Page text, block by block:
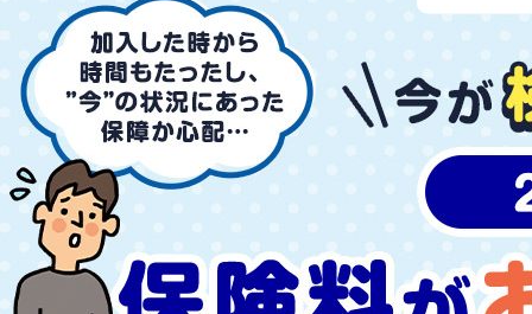
マイページでできること
新規登録
ログイン
ご契約内容の確認
お客さまに関する情報等の確認の取り組み
保険の探し方のポイント
保険かんたん診断
これからのライフイベントでかかる費用とは？
お問い合わせ先
医療
お金
子育て
ライフプラン
健康情報
経営理念・経営戦略
会社概要
財務情報
株主・投資家のみなさまへ
日本郵政グループとしての取り組み
採用情報
CM・オウンドメディア／ソーシャルメディア
株主・投資家のみなさまへ
採用情報
English